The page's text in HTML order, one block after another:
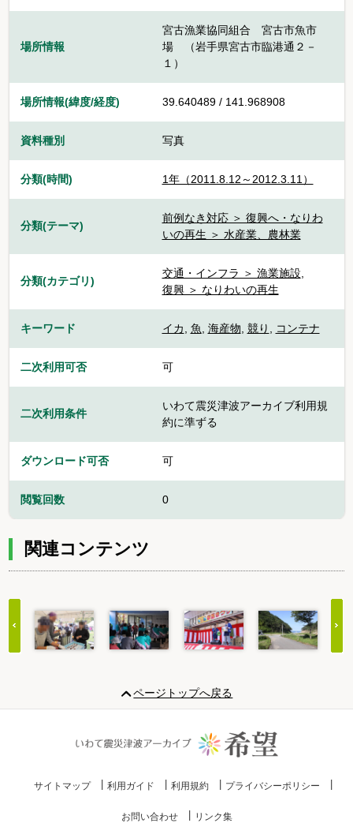
場所情報
宮古漁業協同組合 宮古市魚市
場 （岩手県宮古市臨港通２－
１）
場所情報(緯度/経度) 39.640489 / 141.968908
資料種別 写真
分類(時間) 1年（2011.8.12～2012.3.11）
分類(テーマ)
前例なき対応 ＞ 復興へ・なりわ
いの再生 ＞ 水産業、農林業
分類(カテゴリ)
交通・インフラ ＞ 漁業施設,
復興 ＞ なりわいの再生
キーワード イカ, 魚, 海産物, 競り , コンテナ
二次利用可否 可
二次利用条件
いわて震災津波アーカイブ利用規
約に準ずる
ダウンロード可否 可
閲覧回数 0
関連コンテンツ
20
ページトップへ戻る
サイトマップ 利用ガイド 利用規約 プライバシーポリシー
お問い合わせ リンク集